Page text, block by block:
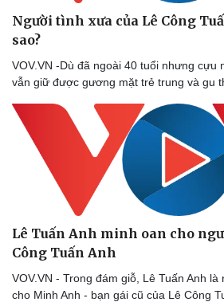
Người tình xưa của Lê Công
sao?
VOV.VN -Dù đã ngoài 40 tuổi nhưng cựu
vẫn giữ được gương mặt trẻ trung và gu
Lê Tuấn Anh minh oan cho
Công Tuấn Anh
VOV.VN - Trong đám giỗ, Lê Tuấn Anh
cho Minh Anh - bạn gái cũ của Lê Công